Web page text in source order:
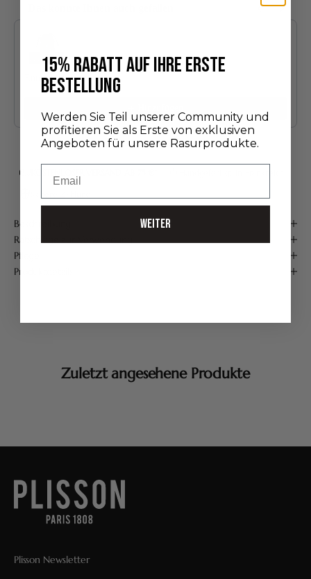
Entdeckungsedition
24,00 €
Beschreibung
Ratschläge zur Verwendung
Pflege
Produktdetails
Zuletzt angesehene Produkte
Plisson Newsletter
15% RABATT AUF IHRE ERSTE
BESTELLUNG
Werden Sie Teil unserer Community und
profitieren Sie als Erste von exklusiven
Angeboten für unsere Rasurprodukte.
WEITER